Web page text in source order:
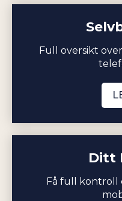
Full oversikt
Ditt
Få full kontroll